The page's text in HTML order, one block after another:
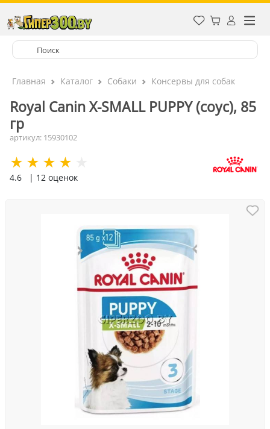
Главная Каталог Собаки Консервы для собак
Royal Canin X-SMALL PUPPY (соус), 85
гр
артикул: 15930102
4.6 | 12 оценок